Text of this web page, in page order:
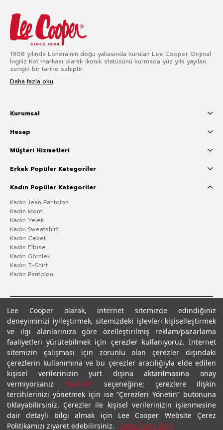
Lee Cooper olarak, internet sitemizde edindiğiniz
deneyiminizi iyileştirmek, sitemizdeki işlevleri kişiselleştirmek
ve ilgi alanlarınıza göre özelleştirilmiş reklam/pazarlama
faaliyetleri yürütebilmek için çerezler kullanıyoruz. İnternet
sitemizin çalışması için zorunlu olan çerezler dışındaki
çerezlerin kullanımına ve bu çerezler aracılığıyla elde edilen
kişisel verilerinizin yurt dışına aktarılmasına onay
vermiyorsanız “Reddet”seçeneğine; çerezlere ilişkin
tercihlerinizi yönetmek için ise “Çerezleri Yönetin” butonuna
tıklayabilirsiniz. Çerezler ile kişisel verilerinizin işlenmesine
dair detaylı bilgi almak için Lee Cooper Website Çerez
Politikamızı ziyaret edebilirsiniz.
Daha Fazla Bilgi
1908 yılında Londra’nın doğu yakasında kurulan Lee Cooper Orijinal
İngiliz Kot markası olarak ikonik statüsünü kurmada yüz yıla yayılan
zengin bir tarihe sahiptir.
Daha fazla oku
Kurumsal
Hesap
Müşteri Hizmetleri
Erkek Popüler Kategoriler
Kadın Popüler Kategoriler
Kadın Jean Pantolon
Kadın Mont
Kadın Yelek
Kadın Sweatshirt
Kadın Ceket
Kadın Elbise
Kadın Gömlek
Kadın T-Shirt
Kadın Pantolon
Gizlilik PolitikasıÇerez Politikası KVKK Aydınlatma MetniŞartlar ve Koşullar
© 2026 Leecooper - Tüm Hakları Saklıdır.